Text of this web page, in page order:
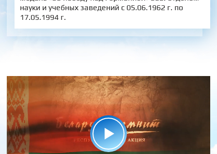
науки и учебных заведений с 05.06.1962 г. по
17.05.1994 г.